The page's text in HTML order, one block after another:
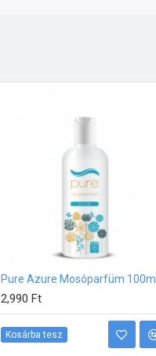
Pure Azure Mosóparfüm 100ml
2,990 Ft
Kosárba tesz